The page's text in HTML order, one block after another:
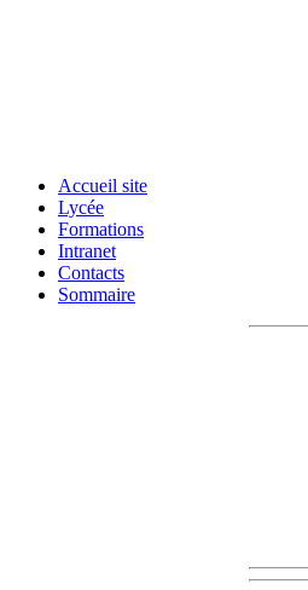
Accueil site
Lycée
Formations
Intranet
Contacts
Sommaire